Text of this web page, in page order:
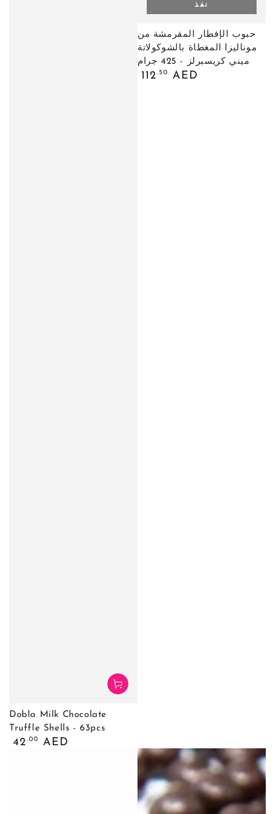
Dobla Milk Chocolate
Truffle Shells - 63pcs
السعر
42 .00 AED
حبوب الإفطار المقرمشة من
موناليزا المغطاة بالشوكولاتة
ميني كريسبرلز - 425 جرام
السعر
112 .50 AED
نفذ